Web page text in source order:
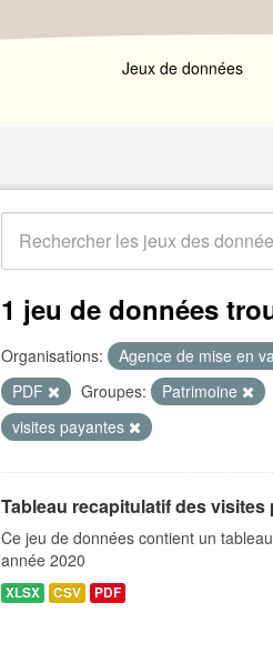
Jeux de données
1 jeu de données
Organisations: Agence de mise en
PDF
Groupes: Patrimoine
visites payantes
Tableau recapitulatif des
Ce jeu de données contient un
année 2020
XLSX CSV PDF